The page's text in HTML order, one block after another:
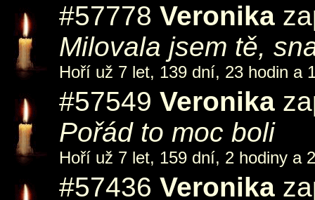
#57778 Veronika
Milovala jsem tě,
Hoří už 7 let, 139 dní, 23 hodin a
#57549 Veronika
Pořád to moc boli
Hoří už 7 let, 159 dní, 2 hodiny a
#57436 Veronika